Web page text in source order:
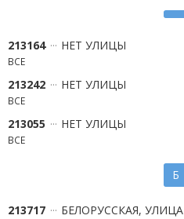
213164 НЕТ УЛИЦЫ
ВСЕ
213242 НЕТ УЛИЦЫ
ВСЕ
213055 НЕТ УЛИЦЫ
ВСЕ
Б
213717 БЕЛОРУССКАЯ, УЛИЦА